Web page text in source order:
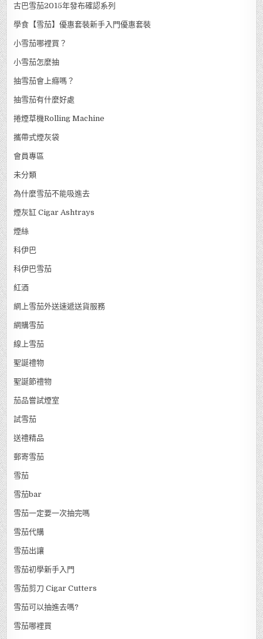
古巴雪茄2015年發布確認系列
學食【雪茄】優惠套裝新手入門優惠套裝
小雪茄哪裡買？
小雪茄怎麼抽
抽雪茄會上癮嗎？
抽雪茄有什麼好處
捲煙草機Rolling Machine
攜帶式煙灰袋
會員專區
未分類
為什麼雪茄不能吸進去
煙灰缸 Cigar Ashtrays
煙絲
科伊巴
科伊巴雪茄
紅酒
網上雪茄外送速遞送貨服務
網購雪茄
線上雪茄
聖誕禮物
聖誕節禮物
茄品嘗試煙室
試雪茄
送禮精品
郵寄雪茄
雪茄
雪茄bar
雪茄一定要一次抽完嗎
雪茄代購
雪茄出讓
雪茄初學新手入門
雪茄剪刀 Cigar Cutters
雪茄可以抽進去嗎?
雪茄哪裡買